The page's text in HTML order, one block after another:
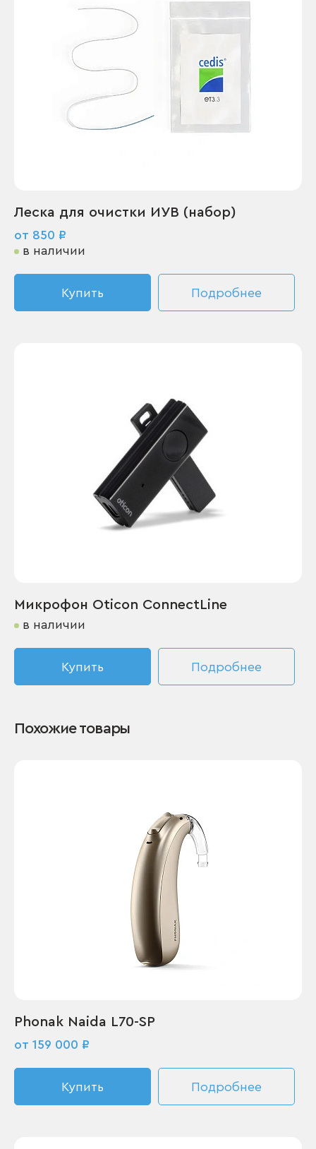
Леска для очистки ИУВ (набор)
от 850 ₽
в наличии
Купить Подробнее
Микрофон Oticon ConnectLine
в наличии
Купить Подробнее
Похожие товары
Phonak Naida L70-SP
от 159 000 ₽
Купить Подробнее